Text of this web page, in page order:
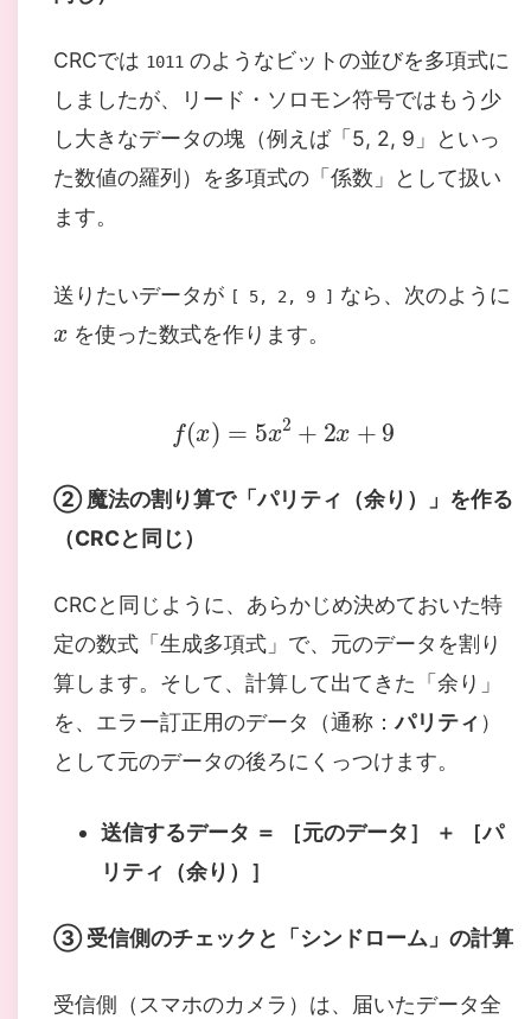
CRCでは 1011 のようなビットの並びを多項式に
しましたが、リード・ソロモン符号ではもう少
し大きなデータの塊（例えば「5, 2, 9」といっ
た数値の羅列）を多項式の「係数」として扱い
ます。
送りたいデータが [ 5, 2, 9 ] なら、次のように
x
を使った数式を作ります。
f (x) 5x + 2x + 9
② 魔法の割り算で「パリティ（余り）」を作る
（CRCと同じ）
CRCと同じように、あらかじめ決めておいた特
定の数式「生成多項式」で、元のデータを割り
算します。そして、計算して出てきた「余り」
を、エラー訂正用のデータ（通称：パリティ ）
として元のデータの後ろにくっつけます。
送信するデータ ＝ ［元のデータ］ ＋ ［パ
リティ（余り）］
③ 受信側のチェックと「シンドローム」の計算
受信側（スマホのカメラ）は、届いたデータ全